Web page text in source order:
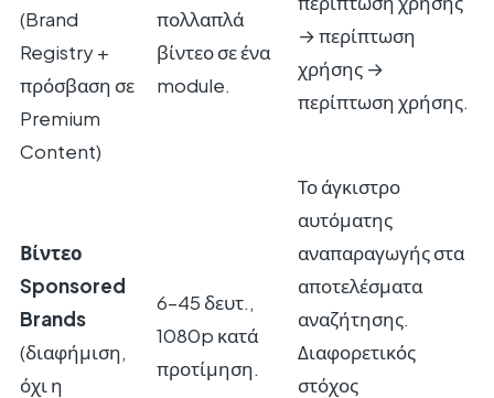
(Brand
Registry +
πρόσβαση σε
Premium
Content)
πολλαπλά
βίντεο σε ένα
module.
→ περίπτωση
χρήσης →
περίπτωση χρήσης.
Βίντεο
Sponsored
Brands
(διαφήμιση,
όχι η
6–45 δευτ.,
1080p κατά
προτίμηση.
Το άγκιστρο
αυτόματης
αναπαραγωγής στα
αποτελέσματα
αναζήτησης.
Διαφορετικός
στόχος